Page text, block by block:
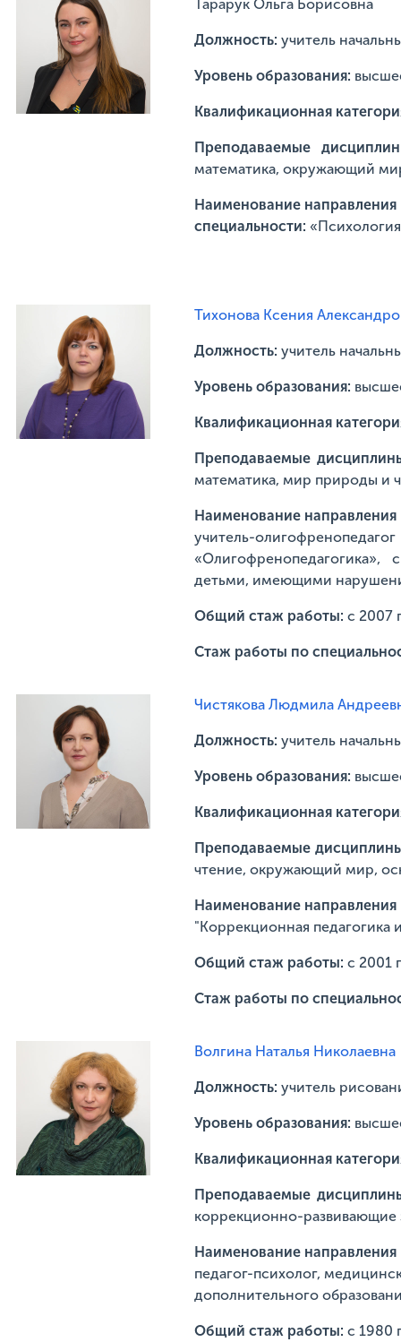
Тарарук Ольга Борисовна
Должность: учитель
Уровень образования:
Квалификационная
Преподаваемые
математика, окружающий
Наименование направления
специальности:
Тихонова Ксения
Должность: учитель
Уровень образования:
Квалификационная
Преподаваемые
математика, мир природы и
Наименование
учитель-
«Олигофренопедагогика»,
детьми, имеющими
Общий стаж работы: с 2007
Стаж работы по
Чистякова Людмила
Должность: учитель
Уровень образования:
Квалификационная
Преподаваемые
чтение, окружающий мир,
Наименование
"Коррекционная педагогика
Общий стаж работы: с 2001
Стаж работы по
Волгина Наталья Николаевна
Должность: учитель
Уровень образования:
Квалификационная
Преподаваемые
коррекционно-развивающие
Наименование
педагог-психолог,
дополнительного
Общий стаж работы: с 1980